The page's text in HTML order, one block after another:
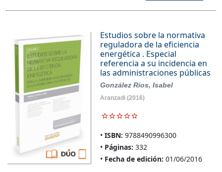
Estudios sobre la normativa
reguladora de la eficiencia
energética . Especial
referencia a su incidencia en
las administraciones públicas
González Ríos, Isabel
Aranzadi(2016)
ISBN: 9788490996300
Páginas: 332
Fecha de edición: 01/06/2016